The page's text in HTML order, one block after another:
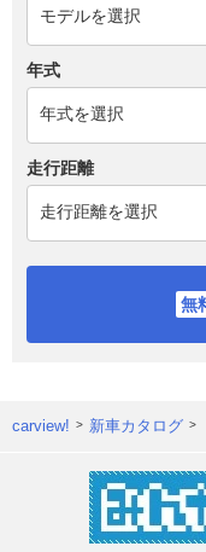
年式
走行距離
carview! 新車カタログ